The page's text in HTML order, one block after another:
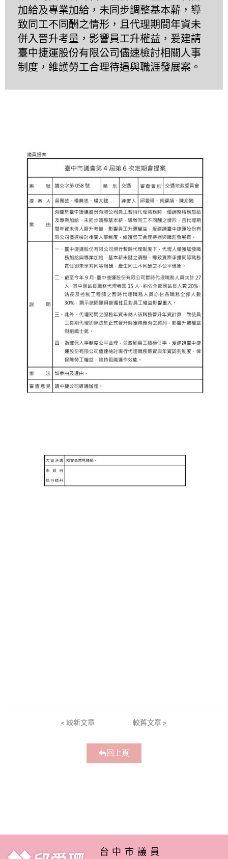
加給及專業加給，未同步調整基本薪，導
致同工不同酬之情形，且代理期間年資未
併入晉升考量，影響員工升權益，爰建請
臺中捷運股份有限公司儘速檢討相關人事
制度，維護勞工合理待遇與職涯發展案。
< 較新文章 較舊文章 >
回上頁
台中市議員